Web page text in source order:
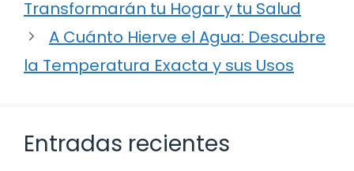
Transformarán tu Hogar y tu Salud
A Cuánto Hierve el Agua: Descubre
la Temperatura Exacta y sus Usos
Entradas recientes